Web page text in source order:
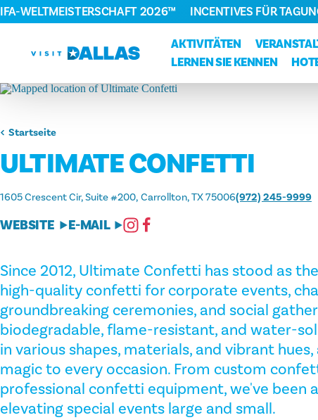
Zum Inhalt springen
AKTIVITÄTEN
LERNEN SIE KENNEN
WELTMEISTERSCHAFT 2026™ INCENTIVES FÜR
Startseite
ULTIMATE CONFETTI
1605 Crescent Cir, Suite #200 Carrollton, TX 75006(972) 245-9999
WEBSITE E-MAIL
Since 2012, Ultimate Confetti has stood as
high-quality confetti for corporate events,
groundbreaking ceremonies, and social
biodegradable, flame-resistant, and water-
in various shapes, materials, and vibrant
magic to every occasion. From custom
professional confetti equipment, we've been
elevating special events large and small.